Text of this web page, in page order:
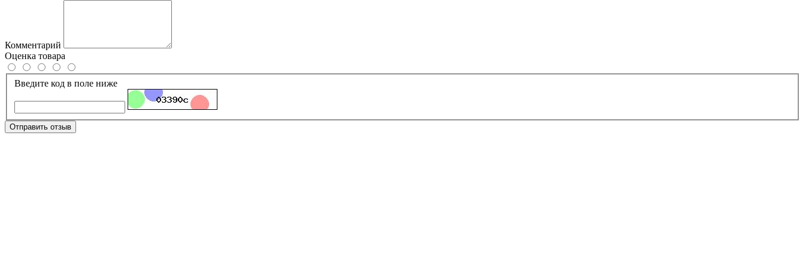
Комментарий
Оценка товара
Введите код в поле ниже
Отправить отзыв